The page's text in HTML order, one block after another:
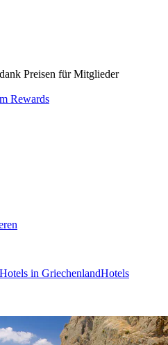
Preisen für Mitglieder
Rewards
Hotels in GriechenlandHotels